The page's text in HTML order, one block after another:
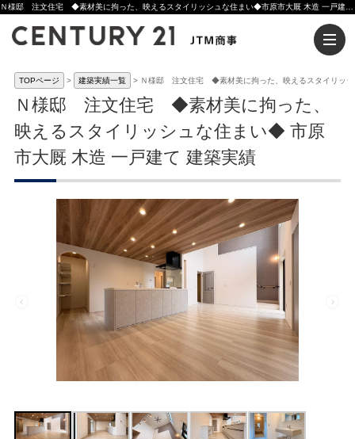
TOPページ 建築実績一覧 Ｎ様邸 注文住宅 ◆素材美に拘った、映えるスタイリッ
Ｎ様邸 注文住宅 ◆素材美に拘った、
映えるスタイリッシュな住まい◆ 市原
市大厩 木造 一戸建て 建築実績